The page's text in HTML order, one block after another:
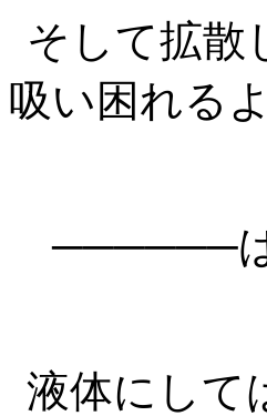
そして拡散
吸い困れる
──────
液体にして